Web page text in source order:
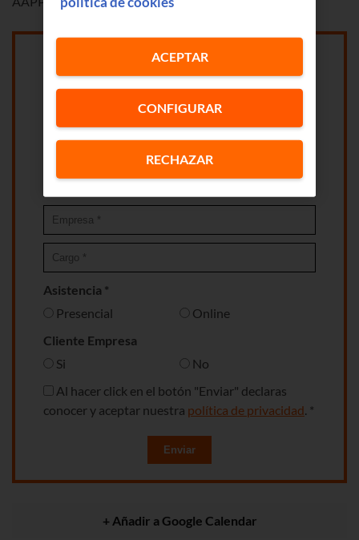
Asistencia *
Presencial
Online
Cliente Empresa
Si
No
Al hacer click en el botón "Enviar" declaras
conocer y aceptar nuestra política de privacidad. *
Enviar
+ Añadir a Google Calendar
CONFIGURAR
RECHAZAR
ACEPTAR